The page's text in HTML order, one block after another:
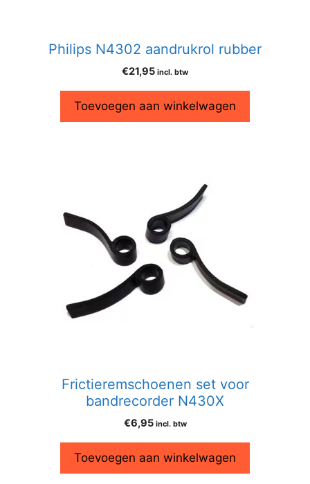
Philips N4302 aandrukrol rubber
€21,95 incl. btw
Toevoegen aan winkelwagen
Frictieremschoenen set voor
bandrecorder N430X
€6,95 incl. btw
Toevoegen aan winkelwagen